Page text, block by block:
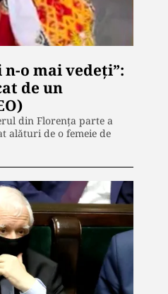
n-o mai vedeți”:
de un
din Florența parte a
alături de o femeie de